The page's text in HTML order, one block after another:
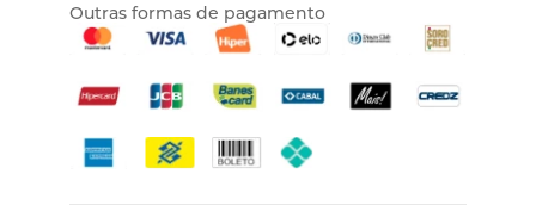
Outras formas de pagamento